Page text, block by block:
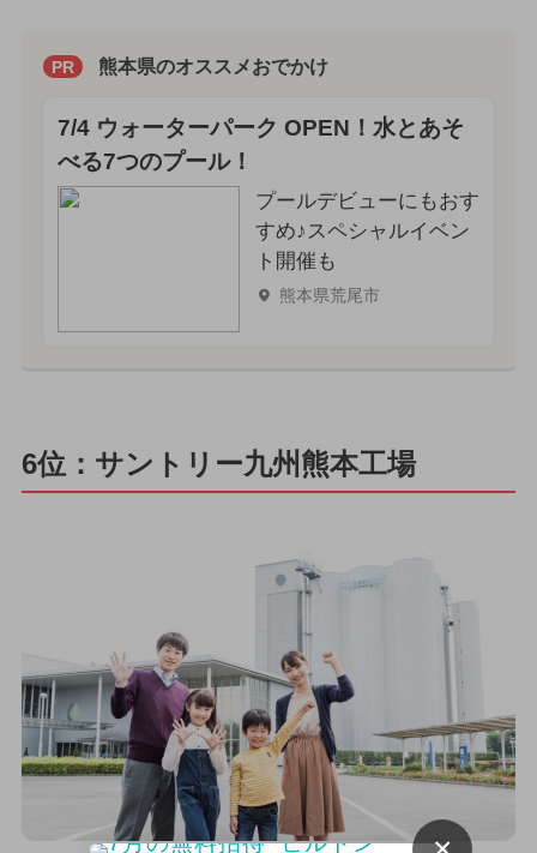
PR 熊本県のオススメおでかけ
7/4 ウォーターパーク OPEN！水とあそ
べる7つのプール！
プールデビューにもおす
すめ♪スペシャルイベン
ト開催も
熊本県荒尾市
6位：サントリー九州熊本工場